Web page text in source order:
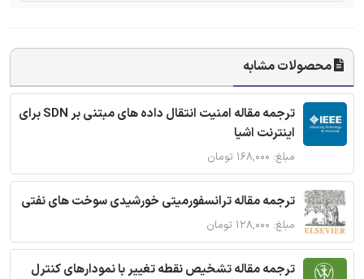
محصولات مشابه
ترجمه مقاله امنیت انتقال داده های مبتنی بر SDN برای
اینترنت اشیا
مبلغ: ۱۶۸,۰۰۰ تومان
ترجمه مقاله ترانسفورمیتی خورشیدی سوخت های نفتی
مبلغ: ۱۲۸,۰۰۰ تومان
ترجمه مقاله تشخیص نقطه تغییر با نمودارهای کنترل